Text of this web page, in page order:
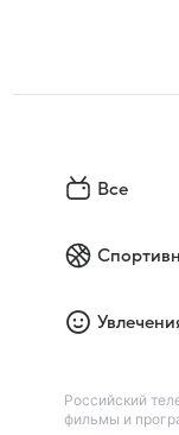
Все
Российский
фильмы и